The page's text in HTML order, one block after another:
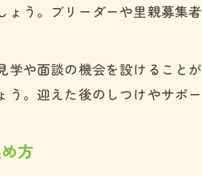
う。ブリーダーや里親募集
や面談の機会を設けること
。迎えた後のしつけやサポ
方